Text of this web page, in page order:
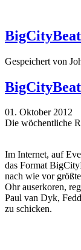
Gespeichert von
01. Oktober 2012
Die wöchentliche
Im Internet, auf
das Format
nach wie vor
Ohr auserkoren,
Paul van Dyk,
zu schicken.